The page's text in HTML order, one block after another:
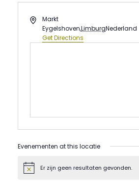
Address
Markt
Eygelshoven,LimburgNederland
Get Directions
Evenementen at this locatie
BerichtEr zijn geen resultaten gevonden.